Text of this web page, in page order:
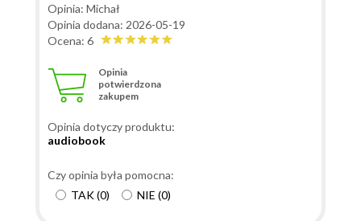
Opinia: Michał
Opinia dodana: 2026-05-19
Ocena: 6
Opinia
potwierdzona
zakupem
Opinia dotyczy produktu:
audiobook
Czy opinia była pomocna:
TAK(0) NIE (0)